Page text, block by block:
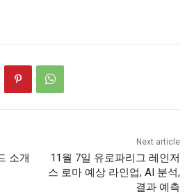
소개
Next article
11월 7일 유로파리그 레인저
스 로마 예상 라인업, AI 분석,
결과 예측